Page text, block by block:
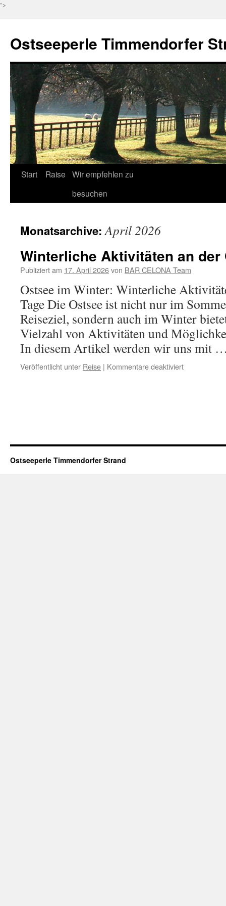
">
Ostseeperle Timmendorfer
Zum
Start Raise
Wir empfehlen zu
besuchen
Monatsarchive:April 2026
Winterliche Aktivitäten an der
Publiziert am 17. April 2026von BAR CELONA Team
Ostsee im Winter: Winterliche
Tage Die Ostsee ist nicht nur im
Reiseziel, sondern auch im Winter
Vielzahl von Aktivitäten und
In diesem Artikel werden wir uns mit
Veröffentlicht unter Reise | Kommentare deaktiviertfür
Ostseeperle Timmendorfer Strand